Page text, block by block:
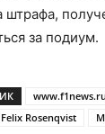
штрафа,
за подиум.
www.f1news.ru
Felix Rosenqvist